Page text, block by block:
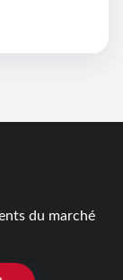
du marché